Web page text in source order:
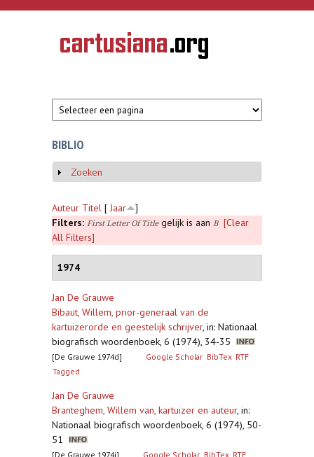
Overslaan en naar de inhoud gaan
CARTUSIANA
Geschiedenis
van de
BIBLIO
Weergeven
Zoeken
Auteur Titel [ Jaar
]
Filters: First Letter Of Titlegelijk is aan B
[Clear
All Filters]
1974
Jan De Grauwe
Bibaut, Willem, prior-generaal van de
kartuizerorde en geestelijk schrijver, in: Nationaal
biografisch woordenboek, 6 (1974), 34-35
[De Grauwe 1974d] Google Scholar BibTex RTF
Tagged
Jan De Grauwe
Branteghem, Willem van, kartuizer en auteur, in:
Nationaal biografisch woordenboek, 6 (1974), 50-
51
[De Grauwe 1974j] Google Scholar BibTex RTF